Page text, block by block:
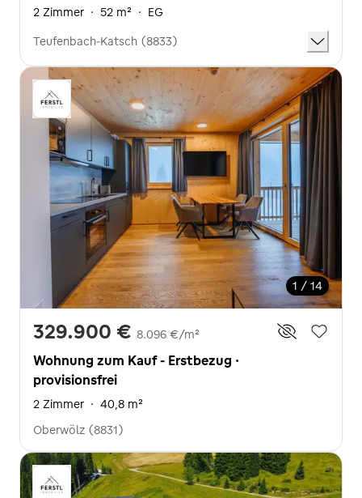
2 Zimmer · 52 m² · EG
Teufenbach-Katsch (8833)
1 / 14
329.900 € 8.096 €/m²
Wohnung zum Kauf - Erstbezug ·
provisionsfrei
2 Zimmer · 40,8 m²
Oberwölz (8831)